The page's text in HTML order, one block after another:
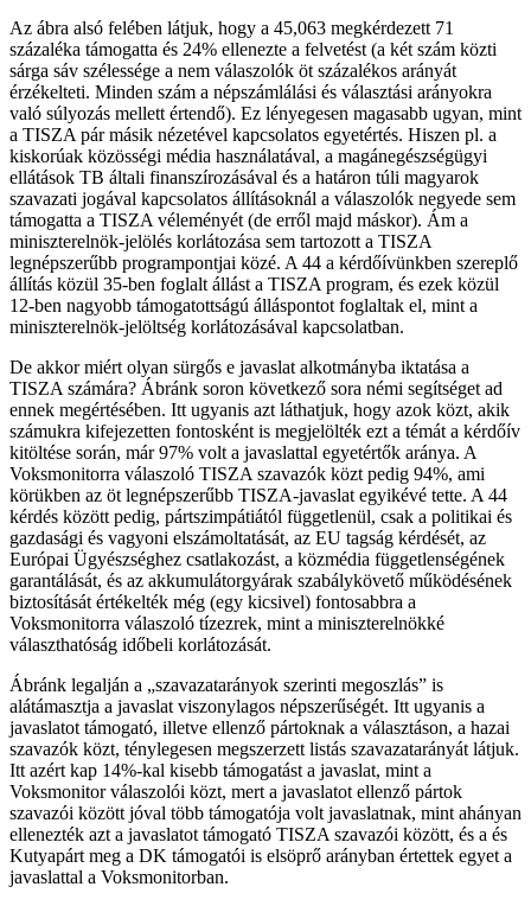
Az ábra alsó felében látjuk, hogy a 45,063 megkérdezett 71
százaléka támogatta és 24% ellenezte a felvetést (a két szám közti
sárga sáv szélessége a nem válaszolók öt százalékos arányát
érzékelteti. Minden szám a népszámlálási és választási arányokra
való súlyozás mellett értendő). Ez lényegesen magasabb ugyan, mint
a TISZA pár másik nézetével kapcsolatos egyetértés. Hiszen pl. a
kiskorúak közösségi média használatával, a magánegészségügyi
ellátások TB általi finanszírozásával és a határon túli magyarok
szavazati jogával kapcsolatos állításoknál a válaszolók negyede sem
támogatta a TISZA véleményét (de erről majd máskor). Ám a
miniszterelnök-jelölés korlátozása sem tartozott a TISZA
legnépszerűbb programpontjai közé. A 44 a kérdőívünkben szereplő
állítás közül 35-ben foglalt állást a TISZA program, és ezek közül
12-ben nagyobb támogatottságú álláspontot foglaltak el, mint a
miniszterelnök-jelöltség korlátozásával kapcsolatban.
De akkor miért olyan sürgős e javaslat alkotmányba iktatása a
TISZA számára? Ábránk soron következő sora némi segítséget ad
ennek megértésében. Itt ugyanis azt láthatjuk, hogy azok közt, akik
számukra kifejezetten fontosként is megjelölték ezt a témát a kérdőív
kitöltése során, már 97% volt a javaslattal egyetértők aránya. A
Voksmonitorra válaszoló TISZA szavazók közt pedig 94%, ami
körükben az öt legnépszerűbb TISZA-javaslat egyikévé tette. A 44
kérdés között pedig, pártszimpátiától függetlenül, csak a politikai és
gazdasági és vagyoni elszámoltatását, az EU tagság kérdését, az
Európai Ügyészséghez csatlakozást, a közmédia függetlenségének
garantálását, és az akkumulátorgyárak szabálykövető működésének
biztosítását értékelték még (egy kicsivel) fontosabbra a
Voksmonitorra válaszoló tízezrek, mint a miniszterelnökké
választhatóság időbeli korlátozását.
Ábránk legalján a „szavazatarányok szerinti megoszlás” is
alátámasztja a javaslat viszonylagos népszerűségét. Itt ugyanis a
javaslatot támogató, illetve ellenző pártoknak a választáson, a hazai
szavazók közt, ténylegesen megszerzett listás szavazatarányát látjuk.
Itt azért kap 14%-kal kisebb támogatást a javaslat, mint a
Voksmonitor válaszolói közt, mert a javaslatot ellenző pártok
szavazói között jóval több támogatója volt javaslatnak, mint ahányan
ellenezték azt a javaslatot támogató TISZA szavazói között, és a és
Kutyapárt meg a DK támogatói is elsöprő arányban értettek egyet a
javaslattal a Voksmonitorban.